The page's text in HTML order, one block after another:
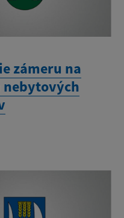
zámeru na